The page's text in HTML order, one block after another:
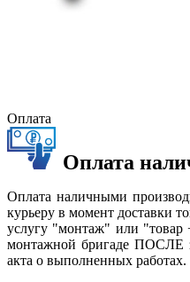
Оплата
Оплата
Оплата наличными
курьеру в момент доставки
услугу "монтаж" или "товар
монтажной бригаде ПОСЛЕ
акта о выполненных работах.